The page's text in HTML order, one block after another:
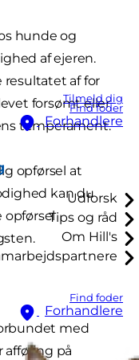
Tilmeld dig
Find foder
Forhandlere
Udforsk
Tips og råd
Om Hill's
Find foder
Forhandlere
hunde og
af ejeren.
af for
forsømt eller
temperament.
opførsel at
kan du
opførsel
med
afføring på